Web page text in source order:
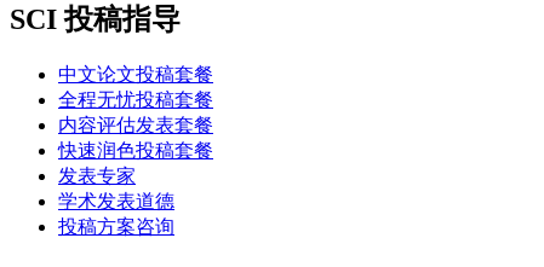
SCI 投稿指导
中文论文投稿套餐
全程无忧投稿套餐
内容评估发表套餐
快速润色投稿套餐
发表专家
学术发表道德
投稿方案咨询